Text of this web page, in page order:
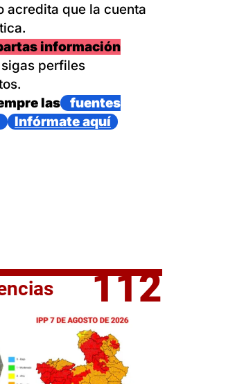
castellanomanchego, Emiliano García-
acredita que la cuenta
información
perfiles
las
fuentes
Infórmate aquí
112